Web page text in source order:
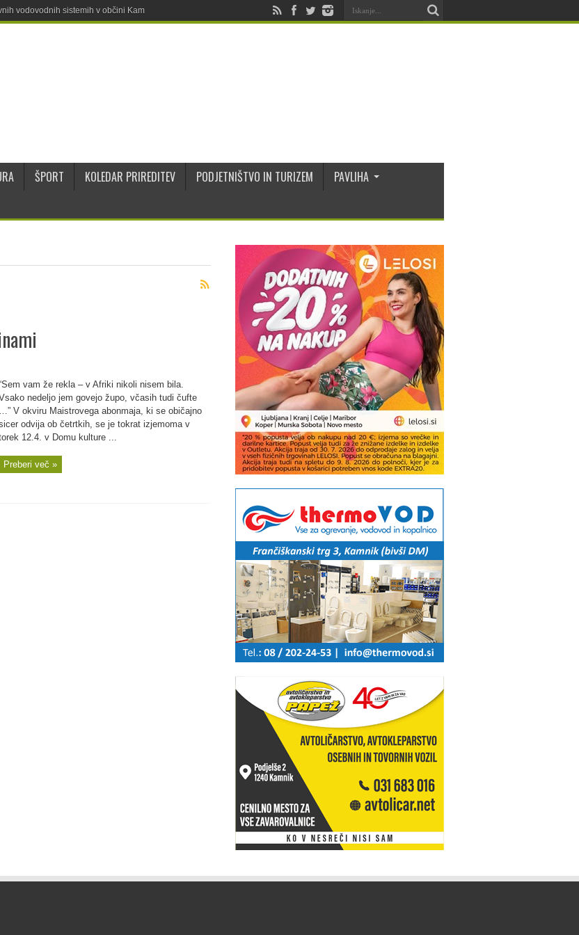
vodovodnih sistemih v občini Kamnik
ŠPORT KOLEDAR PRIREDITEV PODJETNIŠTVO IN TURIZEM
PAVLIHA
vam že rekla – v Afriki nikoli nisem bila.
nedeljo jem govejo župo, včasih tudi čufte
…” V okviru Maistrovega abonmaja, ki se običajno
odvija ob četrtkih, se je tokrat izjemoma v
12.4. v Domu kulture ...
Preberi več »